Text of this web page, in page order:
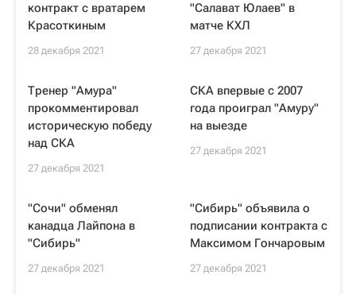
контракт с вратарем
Красоткиным
28 декабря 2021
"Салават Юлаев" в
матче КХЛ
27 декабря 2021
Тренер "Амура"
прокомментировал
историческую победу
над СКА
27 декабря 2021
СКА впервые с 2007
года проиграл "Амуру"
на выезде
27 декабря 2021
"Сочи" обменял
канадца Лайпона в
"Сибирь"
27 декабря 2021
"Сибирь" объявила о
подписании контракта с
Максимом Гончаровым
27 декабря 2021